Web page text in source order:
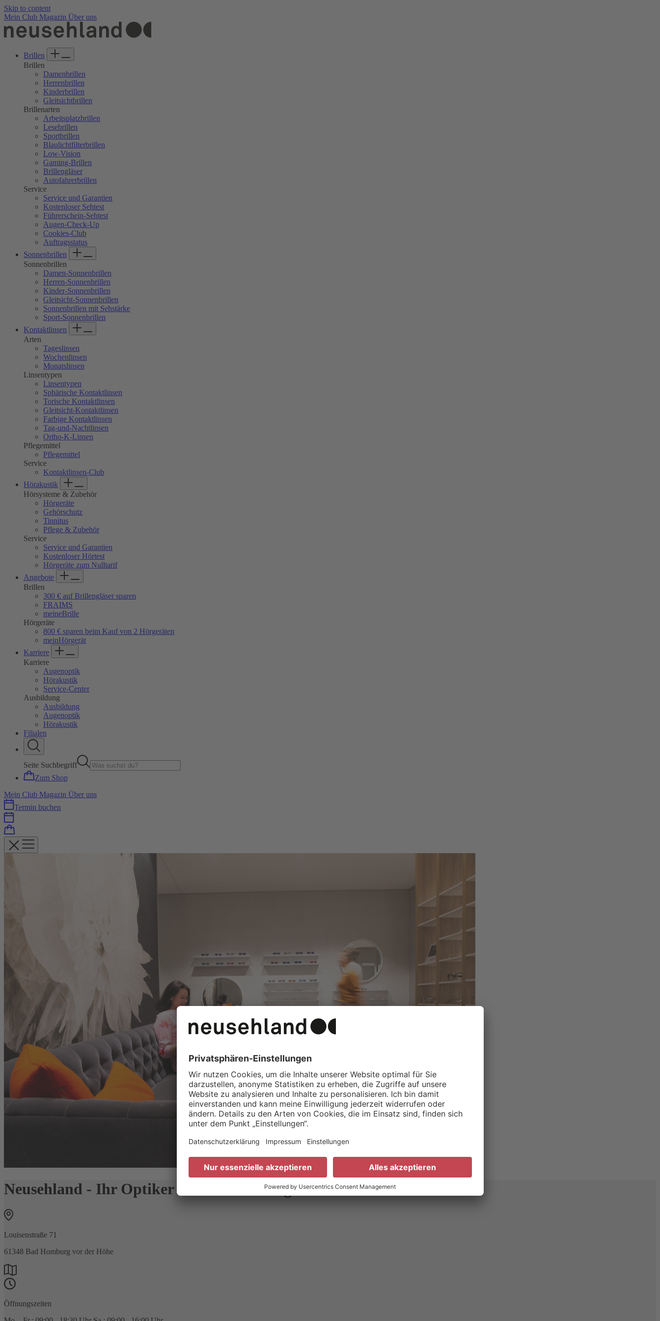
Skip to content
Mein Club Magazin Über uns
Brillen
Brillen
Damenbrillen
Herrenbrillen
Kinderbrillen
Gleitsichtbrillen
Brillenarten
Arbeitsplatzbrillen
Lesebrillen
Sportbrillen
Blaulichtfilterbrillen
Low-Vision
Gaming-Brillen
Brillengläser
Autofahrerbrillen
Service
Service und Garantien
Kostenloser Sehtest
Führerschein-Sehtest
Augen-Check-Up
Cookies-Club
Auftragsstatus
Sonnenbrillen
Sonnenbrillen
Damen-Sonnenbrillen
Herren-Sonnenbrillen
Kinder-Sonnenbrillen
Gleitsicht-Sonnenbrillen
Sonnenbrillen mit Sehstärke
Sport-Sonnenbrillen
Kontaktlinsen
Arten
Tageslinsen
Wochenlinsen
Monatslinsen
Linsentypen
Linsentypen
Sphärische Kontaktlinsen
Torische Kontaktlinsen
Gleitsicht-Kontaktlinsen
Farbige Kontaktlinsen
Tag-und-Nachtlinsen
Ortho-K-Linsen
Pflegemittel
Pflegemittel
Service
Kontaktlinsen-Club
Hörakustik
Hörsysteme & Zubehör
Hörgeräte
Gehörschutz
Tinnitus
Pflege & Zubehör
Service
Service und Garantien
Kostenloser Hörtest
Hörgeräte zum Nulltarif
Angebote
Brillen
300 € auf Brillengläser sparen
FRAIMS
meineBrille
Hörgeräte
800 € sparen beim Kauf von 2 Hörgeräten
meinHörgerät
Karriere
Karriere
Augenoptik
Hörakustik
Service-Center
Ausbildung
Ausbildung
Augenoptik
Hörakustik
Filialen
Seite Suchbegriff
Zum Shop
Mein Club Magazin Über uns
Termin buchen
Neusehland - Ihr Optiker in Bad Homburg
Louisenstraße 71
61348 Bad Homburg vor der Höhe
Öffnungszeiten